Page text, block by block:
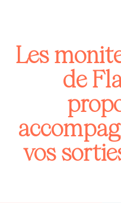
Les moniteurs et guides
de
vos